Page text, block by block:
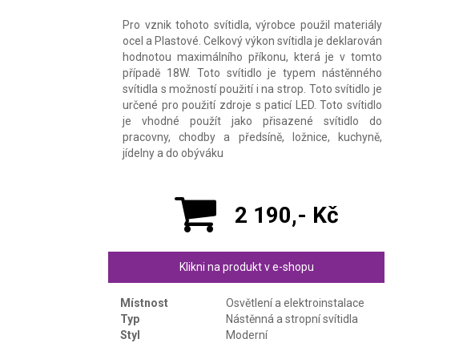
Pro vznik tohoto svítidla, výrobce použil materiály
ocel a Plastové. Celkový výkon svítidla je deklarován
hodnotou maximálního příkonu, která je v tomto
případě 18W. Toto svítidlo je typem nástěnného
svítidla s možností použití i na strop. Toto svítidlo je
určené pro použití zdroje s paticí LED. Toto svítidlo
je vhodné použít jako přisazené svítidlo do
pracovny, chodby a předsíně, ložnice, kuchyně,
jídelny a do obýváku
2 190,- Kč
Klikni na produkt v e-shopu
Místnost
Osvětlení a elektroinstalace
Typ
Nástěnná a stropní svítidla
Styl
Moderní